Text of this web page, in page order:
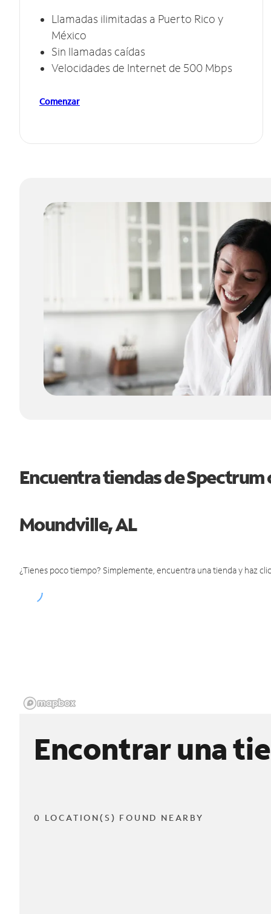
Llamadas ilimitadas a Puerto Rico y
México
Sin llamadas caídas
Velocidades de Internet de 500 Mbps
Comenzar
Encuentra tiendas de Spectrum
Moundville, AL
¿Tienes poco tiempo? Simplemente, encuentra una tienda y haz
Encontrar una
0 LOCATION(S) FOUND NEARBY